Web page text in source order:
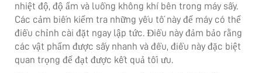
nhiệt độ, độ ẩm và luồng không khí bên trong máy sấy.
Các cảm biến kiểm tra những yếu tố này để máy có thể
điều chỉnh cài đặt ngay lập tức. Điều này đảm bảo rằng
các vật phẩm được sấy nhanh và đều, điều này đặc biệt
quan trọng để đạt được kết quả tối ưu.